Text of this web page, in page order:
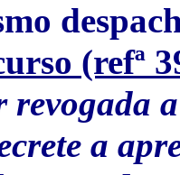
(refª
revogada
a